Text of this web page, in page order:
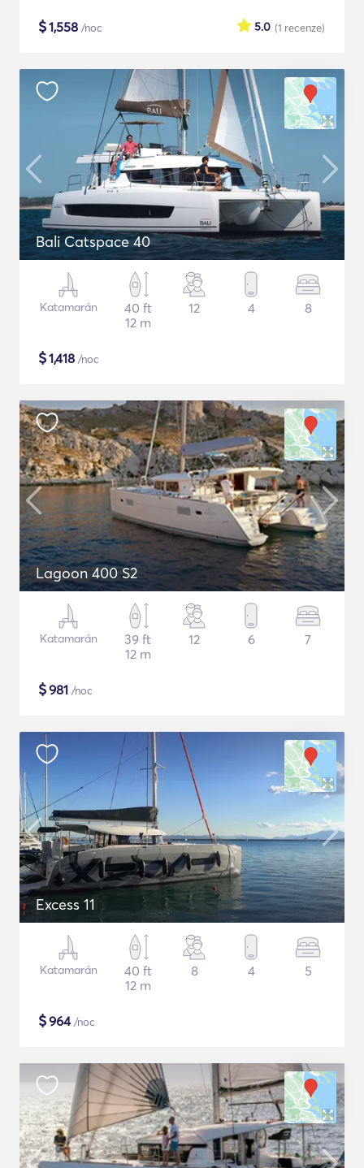
$1,558 /noc (1 recenze)
5.0
Bali Catspace 40
Katamarán
40 ft
12 m
12 4 8
$1,418 /noc
Lagoon 400 S2
Katamarán
39 ft
12 m
12 6 7
$981 /noc
Excess 11
Katamarán
40 ft
12 m
8 4 5
$964/noc